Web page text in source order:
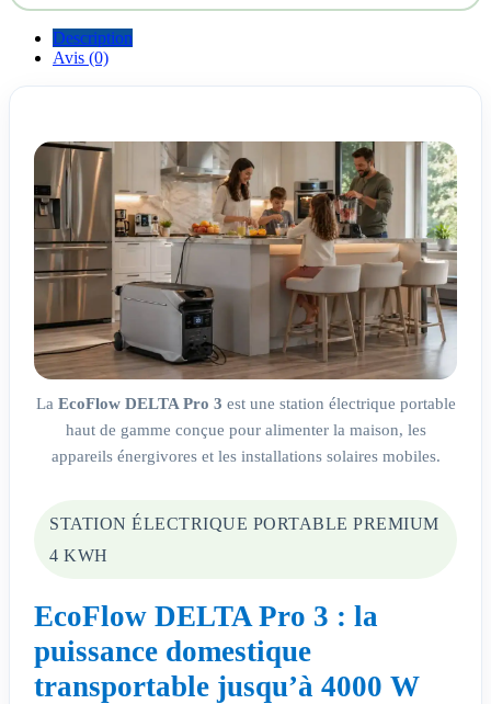
Description
Avis (0)
La EcoFlow DELTA Pro 3 est une station électrique portable
haut de gamme conçue pour alimenter la maison, les
appareils énergivores et les installations solaires mobiles.
STATION ÉLECTRIQUE PORTABLE PREMIUM
4 KWH
EcoFlow DELTA Pro 3 : la
puissance domestique
transportable jusqu’à 4000 W